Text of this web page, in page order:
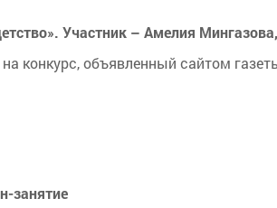
Участник – Амелия
конкурс, объявленный сайтом
занятие